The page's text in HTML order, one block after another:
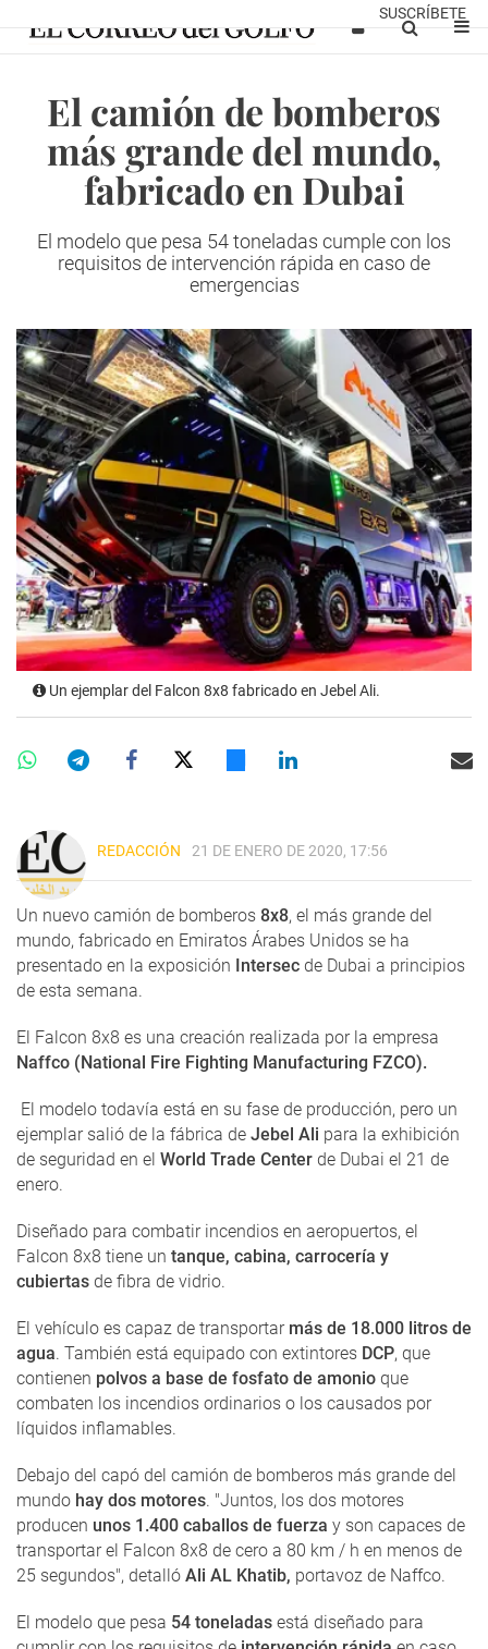
SUSCRÍBETE
El camión de bomberos
más grande del mundo,
fabricado en Dubai
El modelo que pesa 54 toneladas cumple con los
requisitos de intervención rápida en caso de
emergencias
Un ejemplar del Falcon 8x8 fabricado en Jebel Ali.
REDACCIÓN 21 DE ENERO DE 2020, 17:56
Un nuevo camión de bomberos 8x8, el más grande del
mundo, fabricado en Emiratos Árabes Unidos se ha
presentado en la exposición Intersec de Dubai a principios
de esta semana.
El Falcon 8x8 es una creación realizada por la empresa
Naffco (National Fire Fighting Manufacturing FZCO).
El modelo todavía está en su fase de producción, pero un
ejemplar salió de la fábrica de Jebel Ali para la exhibición
de seguridad en el World Trade Center de Dubai el 21 de
enero.
Diseñado para combatir incendios en aeropuertos, el
Falcon 8x8 tiene un tanque, cabina, carrocería y
cubiertas de fibra de vidrio.
El vehículo es capaz de transportar más de 18.000 litros de
agua. También está equipado con extintores DCP, que
contienen polvos a base de fosfato de amonio que
combaten los incendios ordinarios o los causados ​​por
líquidos inflamables.
Debajo del capó del camión de bomberos más grande del
mundo hay dos motores. "Juntos, los dos motores
producen unos 1.400 caballos de fuerza y ​​son capaces de
transportar el Falcon 8x8 de cero a 80 km / h en menos de
25 segundos", detalló Ali AL Khatib, portavoz de Naffco.
El modelo que pesa 54 toneladas está diseñado para